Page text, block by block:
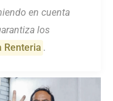
en cuenta
los
Renteria .